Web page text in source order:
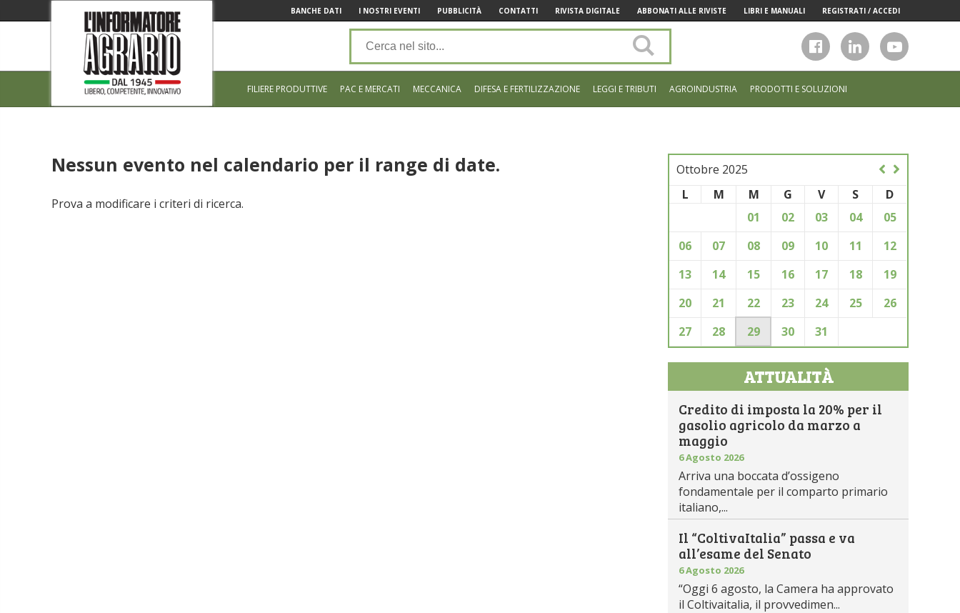
BANCHE DATI I NOSTRI EVENTI PUBBLICITÀ CONTATTI RIVISTA DIGITALE ABBONATI ALLE RIVISTE LIBRI E MANUALI REGISTRATI / ACCEDI
sito
FILIERE PRODUTTIVE PAC E MERCATI MECCANICA DIFESA E FERTILIZZAZIONE LEGGI E TRIBUTI AGROINDUSTRIA PRODOTTI E SOLUZIONI
Nessun evento nel calendario per il range di date.
Prova a modificare i criteri di ricerca.
Ottobre 2025
L
M M G V S
D
01
02 03 04
05
06
07 08 09 10 11
12
13
14 15 16 17 18
19
20
21 22 23 24 25
26
27
28 29 30 31
ATTUALITÀ
Credito di imposta la 20% per il
gasolio agricolo da marzo a
maggio
6 Agosto 2026
Arriva una boccata d’ossigeno
fondamentale per il comparto primario
italiano,...
Il “ColtivaItalia” passa e va
all’esame del Senato
6 Agosto 2026
“Oggi 6 agosto, la Camera ha approvato
il Coltivaitalia, il provvedimen...